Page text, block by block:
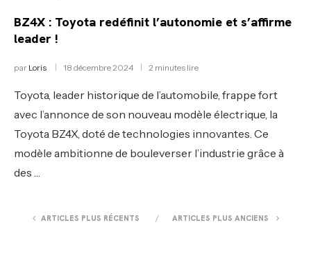
BZ4X : Toyota redéfinit l’autonomie et s’affirme
leader !
par Loris 18 décembre 2024 2 minutes lire
Toyota, leader historique de l’automobile, frappe fort
avec l’annonce de son nouveau modèle électrique, la
Toyota BZ4X, doté de technologies innovantes. Ce
modèle ambitionne de bouleverser l’industrie grâce à
des …
ARTICLES PLUS RÉCENTS ARTICLES PLUS ANCIENS